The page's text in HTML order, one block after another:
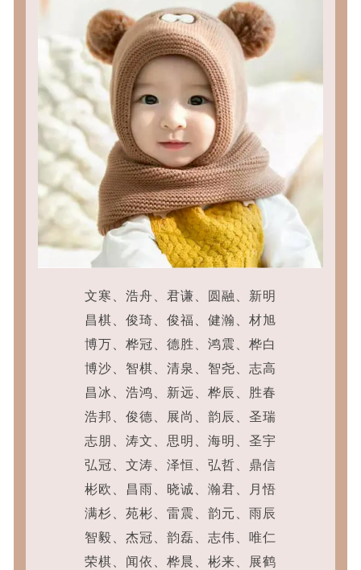
文寒、浩舟、君谦、圆融、新明
昌棋、俊琦、俊福、健瀚、材旭
博万、桦冠、德胜、鸿震、桦白
博沙、智棋、清泉、智尧、志高
昌冰、浩鸿、新远、桦辰、胜春
浩邦、俊德、展尚、韵辰、圣瑞
志朋、涛文、思明、海明、圣宇
弘冠、文涛、泽恒、弘哲、鼎信
彬欧、昌雨、晓诚、瀚君、月悟
满杉、苑彬、雷震、韵元、雨辰
智毅、杰冠、韵磊、志伟、唯仁
荣棋、闻依、桦晨、彬来、展鹤